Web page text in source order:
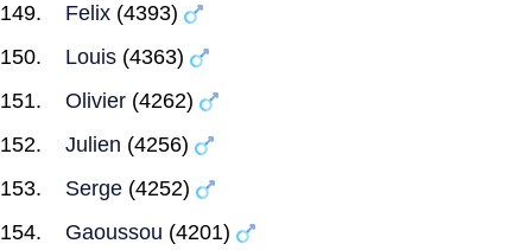
Felix (4393)
Louis (4363)
Olivier (4262)
Julien (4256)
Serge (4252)
Gaoussou (4201)